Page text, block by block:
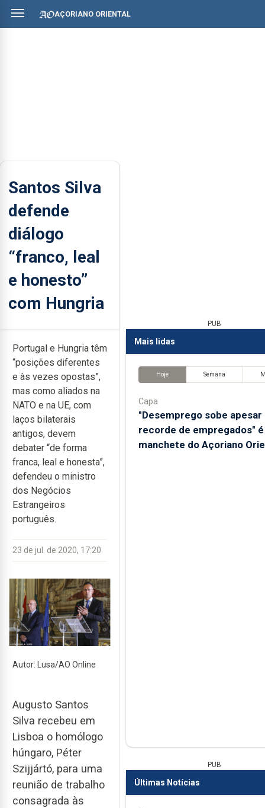
AÇORIANO ORIENTAL
Santos Silva
defende
diálogo
“franco, leal
e honesto”
com Hungria
Portugal e Hungria têm
“posições diferentes
e às vezes opostas”,
mas como aliados na
NATO e na UE, com
laços bilaterais
antigos, devem
debater “de forma
franca, leal e honesta”,
defendeu o ministro
dos Negócios
Estrangeiros
português.
23 de jul. de 2020, 17:20
Autor: Lusa/AO Online
Augusto Santos
Silva recebeu em
Lisboa o homólogo
húngaro, Péter
Szijjártó, para uma
reunião de trabalho
consagrada às
PUB
Mais lidas
Hoje Semana
Capa
"Desemprego sobe apesar
recorde de empregados" é
manchete do Açoriano
PUB
Últimas Notícias